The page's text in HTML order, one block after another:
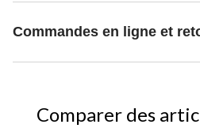
Commandes en ligne et
Comparer des